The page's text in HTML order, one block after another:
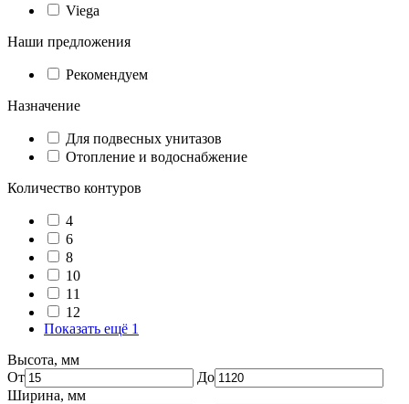
Viega
Наши предложения
Рекомендуем
Назначение
Для подвесных унитазов
Отопление и водоснабжение
Количество контуров
4
6
8
10
11
12
Показать ещё 1
Высота, мм
От
До
Ширина, мм